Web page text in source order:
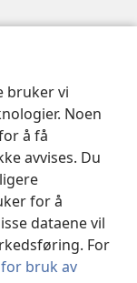
bruker vi
Noen
å få
avvises. Du
for å
dataene vil
For
bruk av